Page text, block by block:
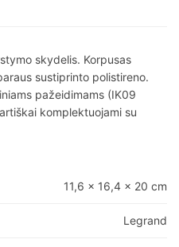
skydelis. Korpusas
sustiprinto polistireno.
pažeidimams (IK09
komplektuojami su
11,6 × 16,4 × 20 cm
Legrand